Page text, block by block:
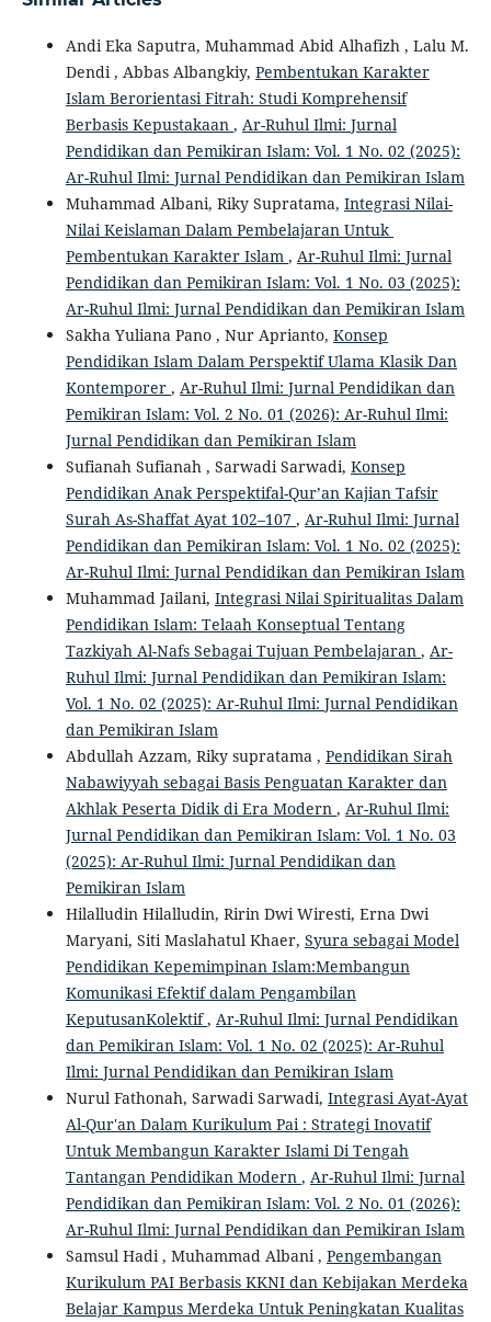
Andi Eka Saputra, Muhammad Abid Alhafizh , Lalu M.
Dendi , Abbas Albangkiy, Pembentukan Karakter
Islam Berorientasi Fitrah: Studi Komprehensif
Berbasis Kepustakaan , Ar-Ruhul Ilmi: Jurnal
Pendidikan dan Pemikiran Islam: Vol. 1 No. 02 (2025):
Ar-Ruhul Ilmi: Jurnal Pendidikan dan Pemikiran Islam
Muhammad Albani, Riky Supratama, Integrasi Nilai-
Nilai Keislaman Dalam Pembelajaran Untuk
Pembentukan Karakter Islam , Ar-Ruhul Ilmi: Jurnal
Pendidikan dan Pemikiran Islam: Vol. 1 No. 03 (2025):
Ar-Ruhul Ilmi: Jurnal Pendidikan dan Pemikiran Islam
Sakha Yuliana Pano , Nur Aprianto, Konsep
Pendidikan Islam Dalam Perspektif Ulama Klasik Dan
Kontemporer , Ar-Ruhul Ilmi: Jurnal Pendidikan dan
Pemikiran Islam: Vol. 2 No. 01 (2026): Ar-Ruhul Ilmi:
Jurnal Pendidikan dan Pemikiran Islam
Sufianah Sufianah , Sarwadi Sarwadi, Konsep
Pendidikan Anak Perspektifal-Qur’an Kajian Tafsir
Surah As-Shaffat Ayat 102–107 , Ar-Ruhul Ilmi: Jurnal
Pendidikan dan Pemikiran Islam: Vol. 1 No. 02 (2025):
Ar-Ruhul Ilmi: Jurnal Pendidikan dan Pemikiran Islam
Muhammad Jailani, Integrasi Nilai Spiritualitas Dalam
Pendidikan Islam: Telaah Konseptual Tentang
Tazkiyah Al-Nafs Sebagai Tujuan Pembelajaran , Ar-
Ruhul Ilmi: Jurnal Pendidikan dan Pemikiran Islam:
Vol. 1 No. 02 (2025): Ar-Ruhul Ilmi: Jurnal Pendidikan
dan Pemikiran Islam
Abdullah Azzam, Riky supratama , Pendidikan Sirah
Nabawiyyah sebagai Basis Penguatan Karakter dan
Akhlak Peserta Didik di Era Modern , Ar-Ruhul Ilmi:
Jurnal Pendidikan dan Pemikiran Islam: Vol. 1 No. 03
(2025): Ar-Ruhul Ilmi: Jurnal Pendidikan dan
Pemikiran Islam
Hilalludin Hilalludin, Ririn Dwi Wiresti, Erna Dwi
Maryani, Siti Maslahatul Khaer, Syura sebagai Model
Pendidikan Kepemimpinan Islam:Membangun
Komunikasi Efektif dalam Pengambilan
KeputusanKolektif, Ar-Ruhul Ilmi: Jurnal Pendidikan
dan Pemikiran Islam: Vol. 1 No. 02 (2025): Ar-Ruhul
Ilmi: Jurnal Pendidikan dan Pemikiran Islam
Nurul Fathonah, Sarwadi Sarwadi, Integrasi Ayat-Ayat
Al-Qur'an Dalam Kurikulum Pai : Strategi Inovatif
Untuk Membangun Karakter Islami Di Tengah
Tantangan Pendidikan Modern , Ar-Ruhul Ilmi: Jurnal
Pendidikan dan Pemikiran Islam: Vol. 2 No. 01 (2026):
Ar-Ruhul Ilmi: Jurnal Pendidikan dan Pemikiran Islam
Samsul Hadi , Muhammad Albani , Pengembangan
Kurikulum PAI Berbasis KKNI dan Kebijakan Merdeka
Belajar Kampus Merdeka Untuk Peningkatan Kualitas